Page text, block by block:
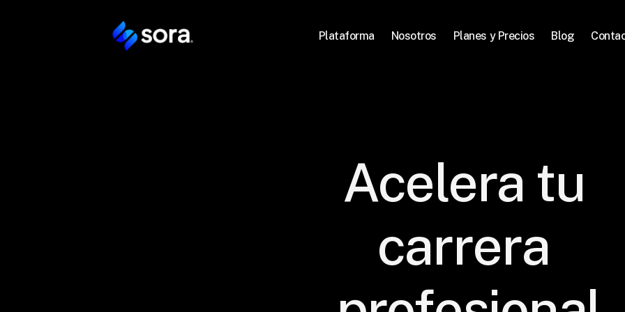
Plataforma Nosotros Planes y Precios Blog
Acelera tu
carrera